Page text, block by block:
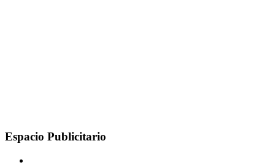
Espacio Publicitario